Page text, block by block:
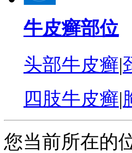
牛皮癣部位
头部牛皮癣|
四肢牛皮癣|
您当前所在的